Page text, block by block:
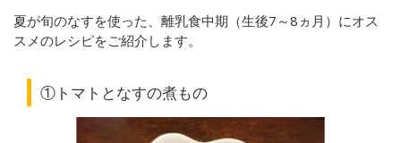
夏が旬のなすを使った、 離乳食中期（生後7～8ヵ月）にオス
スメのレシピをご紹介します。
①トマトとなすの煮もの